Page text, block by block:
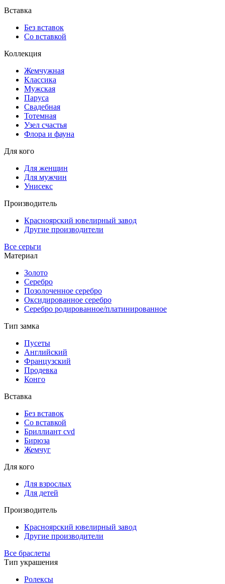
Вставка
Без вставок
Со вставкой
Коллекция
Жемчужная
Классика
Мужская
Паруса
Свадебная
Тотемная
Узел счастья
Флора и фауна
Для кого
Для женщин
Для мужчин
Унисекс
Производитель
Красноярский ювелирный завод
Другие производители
Все серьги
Материал
Золото
Серебро
Позолоченное серебро
Оксидированное серебро
Серебро родированное/платинированное
Тип замка
Пусеты
Английский
Французский
Продевка
Конго
Вставка
Без вставок
Со вставкой
Бриллиант cvd
Бирюза
Жемчуг
Для кого
Для взрослых
Для детей
Производитель
Красноярский ювелирный завод
Другие производители
Все браслеты
Тип украшения
Ролексы